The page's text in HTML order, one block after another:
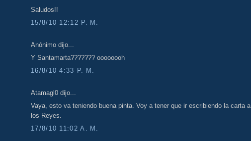
Saludos!!
15/8/10 12:12 P. M.
Anónimo dijo...
Y Santamarta??????? oooooooh
16/8/10 4:33 P. M.
Atamagl0 dijo...
Vaya, esto va teniendo buena pinta. Voy a tener que ir escribiendo la carta a
los Reyes.
17/8/10 11:02 A. M.